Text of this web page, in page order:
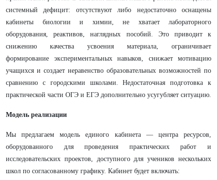
системный дефицит: отсутствуют либо недостаточно оснащены
кабинеты биологии и химии, не хватает лабораторного
оборудования, реактивов, наглядных пособий. Это приводит к
снижению качества усвоения материала, ограничивает
формирование экспериментальных навыков, снижает мотивацию
учащихся и создает неравенство образовательных возможностей по
сравнению с городскими школами. Недостаточная подготовка к
практической части ОГЭ и ЕГЭ дополнительно усугубляет ситуацию.
Модель реализации
Мы предлагаем модель единого кабинета — центра ресурсов,
оборудованного для проведения практических работ и
исследовательских проектов, доступного для учеников нескольких
школ по согласованному графику. Кабинет будет включать: